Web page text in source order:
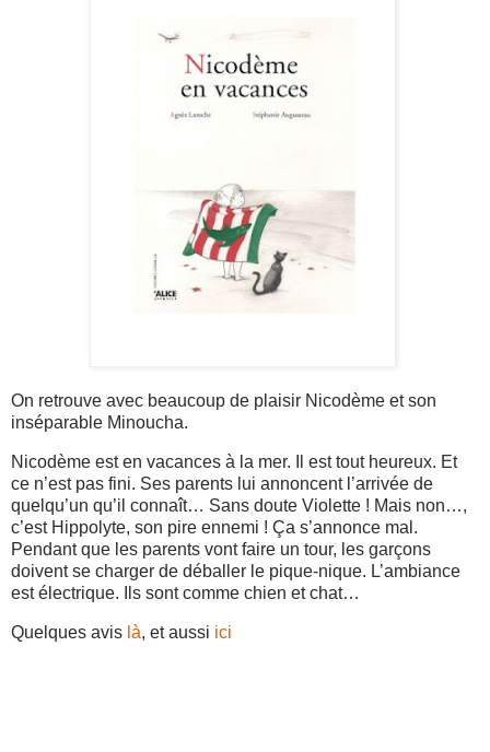
On retrouve avec beaucoup de plaisir Nicodème et son
inséparable Minoucha.
Nicodème est en vacances à la mer. Il est tout heureux. Et
ce n’est pas fini. Ses parents lui annoncent l’arrivée de
quelqu’un qu’il connaît… Sans doute Violette ! Mais non…,
c’est Hippolyte, son pire ennemi ! Ça s’annonce mal.
Pendant que les parents vont faire un tour, les garçons
doivent se charger de déballer le pique-nique. L’ambiance
est électrique. Ils sont comme chien et chat…
Quelques avis là, et aussi ici